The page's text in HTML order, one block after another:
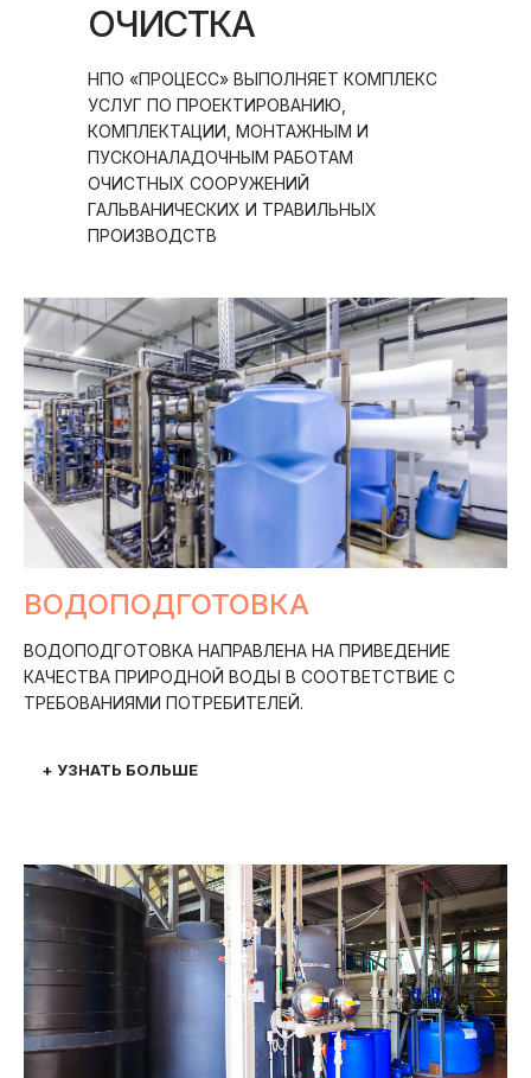
ОЧИСТКА
НПО «ПРОЦЕСС» ВЫПОЛНЯЕТ КОМПЛЕКС
УСЛУГ ПО ПРОЕКТИРОВАНИЮ,
КОМПЛЕКТАЦИИ, МОНТАЖНЫМ И
ПУСКОНАЛАДОЧНЫМ РАБОТАМ
ОЧИСТНЫХ СООРУЖЕНИЙ
ГАЛЬВАНИЧЕСКИХ И ТРАВИЛЬНЫХ
ПРОИЗВОДСТВ
ВОДОПОДГОТОВКА
ВОДОПОДГОТОВКА НАПРАВЛЕНА НА ПРИВЕДЕНИЕ
КАЧЕСТВА ПРИРОДНОЙ ВОДЫ В СООТВЕТСТВИЕ С
ТРЕБОВАНИЯМИ ПОТРЕБИТЕЛЕЙ.
+ УЗНАТЬ БОЛЬШЕ